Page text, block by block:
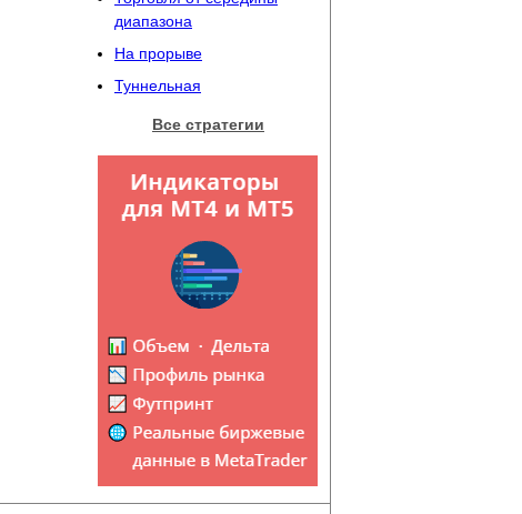
диапазона
На прорыве
Туннельная
Все стратегии